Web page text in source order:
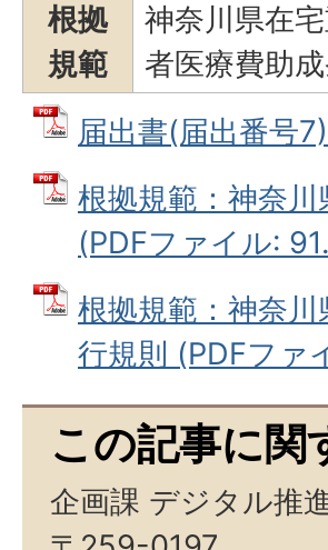
根拠
規範
神奈川県在
者医療費助
届出書(届出番号
根拠規範：神奈
(PDFファイル:
根拠規範：神奈
行規則 (PDFファ
この記事に関
企画課 デジタル推